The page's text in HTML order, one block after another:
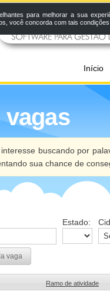
Início
vagas
buscando por
sua chance de
Estado:
vaga
Ramo de atividade
para melhorar a sua
você concorda com tais